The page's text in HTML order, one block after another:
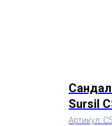
Sursil
Артикул: